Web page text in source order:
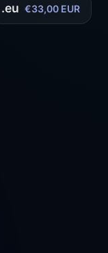
.eu €33,00 EUR